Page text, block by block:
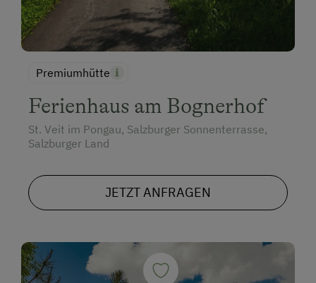
Premiumhütte
Ferienhaus am Bognerhof
St. Veit im Pongau, Salzburger Sonnenterrasse,
Salzburger Land
JETZT ANFRAGEN